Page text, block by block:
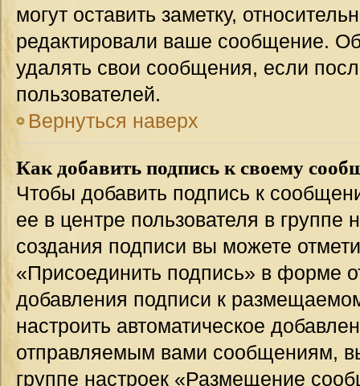
могут оставить заметку,
редактировали ваше сообщение.
удалять свои сообщения, если
пользователей.
Вернуться наверх
Как добавить подпись к своему
Чтобы добавить подпись к
ее в центре пользователя в
создания подписи вы можете
«Присоединить подпись» в форме
добавления подписи к
настроить автоматическое
отправляемым вами сообщениям,
группе настроек «Размещение